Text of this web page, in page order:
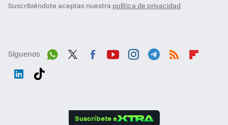
Suscribiéndote aceptas nuestra política de privacidad
Síguenos
Suscríbete a